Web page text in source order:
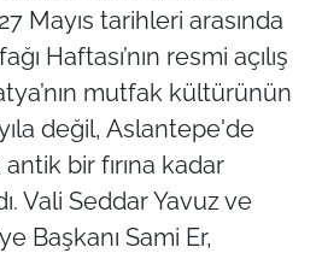
Mayıs tarihleri arasında
Haftası’nın resmi açılış
mutfak kültürünün
değil, Aslantepe'de
bir fırına kadar
Vali Seddar Yavuz ve
Başkanı Sami Er,